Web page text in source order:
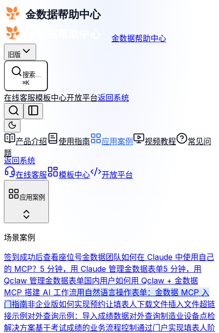
金数据帮助中心
旧版
搜索...
⌘K
在线客服模板中心开放平台返回系统
产品介绍 使用指南 应用案例 视频教程
常见问
题
返回系统
在线客服
模板中心 开放平台
应用案例
场景案例
签到成功后查看座位号金数据团队如何在 Claude 中使用自己
的 MCP？ 5 分钟，用 Claude 管理金数据表单5 分钟，用
Qclaw 管理金数据表单国内用户如何用 Qclaw + 金数据
MCP 搭建 AI 工作流用自然语言操作表单：金数据 MCP 入
门指南非企业版如何实现预约让填表人下载文件插入文件超链
接示例对外查询示例：导入成绩数据对外查询制造业设备点检
解决方案基于考试成绩的业务流程控制通过门户实现填表人阶